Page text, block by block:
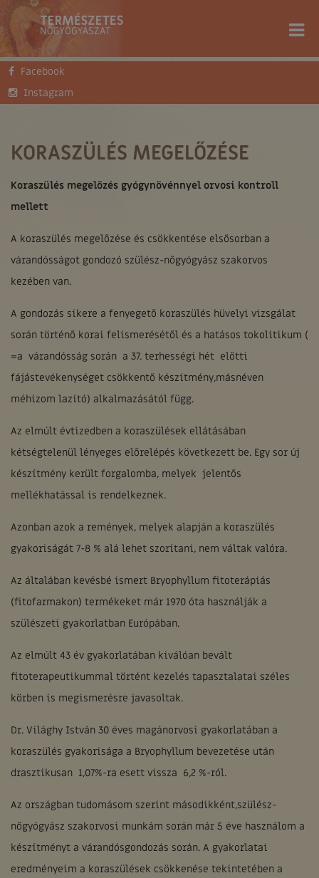
Facebook
Instagram
FŐOLDAL
KORASZÜLÉS MEGELŐZÉSE
KORASZÜLÉS MEGELŐZÉSE
Koraszülés megelőzés gyógynövénnyel orvosi kontroll
mellett
A koraszülés megelőzése és csökkentése elsősorban a
várandósságot gondozó szülész-nőgyógyász szakorvos
kezében van.
A gondozás sikere a fenyegető koraszülés hüvelyi vizsgálat
során történő korai felismerésétől és a hatásos tokolitikum (
=a várandósság során a 37. terhességi hét előtti
fájástevékenységet csökkentő készítmény,másnéven
méhizom lazító) alkalmazásától függ.
Az elmúlt évtizedben a koraszülések ellátásában
kétségtelenül lényeges előrelépés következett be. Egy sor új
készítmény került forgalomba, melyek jelentős
mellékhatással is rendelkeznek.
Azonban azok a remények, melyek alapján a koraszülés
gyakoriságát 7-8 % alá lehet szorítani, nem váltak valóra.
Az általában kevésbé ismert Bryophyllum fitoterápiás
(fitofarmakon) termékeket már 1970 óta használják a
szülészeti gyakorlatban Európában.
Az elmúlt 43 év gyakorlatában kiválóan bevált
fitoterapeutikummal történt kezelés tapasztalatai széles
körben is megismerésre javasoltak.
Dr. Világhy István 30 éves magánorvosi gyakorlatában a
koraszülés gyakorisága a Bryophyllum bevezetése után
drasztikusan 1,07%-ra esett vissza 6,2 %-ról.
Az országban tudomásom szerint másodikként,szülész-
nőgyógyász szakorvosi munkám során már 5 éve használom a
készítményt a várandósgondozás során. A gyakorlatai
eredményeim a koraszülések csökkenése tekintetében a